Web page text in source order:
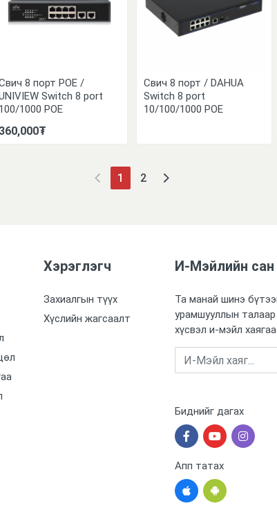
8 порт POE /
Switch 8 port
100/1000 POE
360,000₮
Свич 8 порт / DAHUA
Switch 8 port
10/100/1000 POE
1 2
Хэрэглэгч
Захиалгын түүх
Хүслийн жагсаалт
И-Мэйлийн сан
Та манай шинэ
урамшууллын
хүсвэл и-мэйл хаягаа
Биднийг дагах
Апп татах